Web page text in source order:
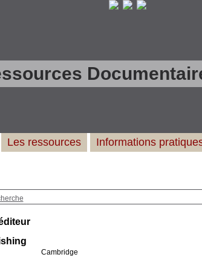
Cambridge
Les ressources Informations